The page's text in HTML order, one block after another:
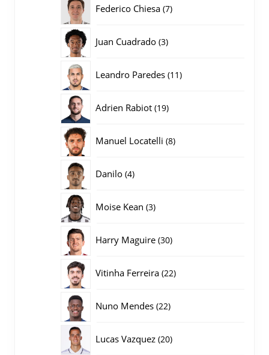
Federico Chiesa 77
Juan Cuadrado 33
Leandro Paredes 1111
Adrien Rabiot 1919
Manuel Locatelli 88
Danilo 44
Moise Kean 33
Harry Maguire 3030
Vitinha Ferreira 2222
Nuno Mendes 2222
Lucas Vazquez 2020